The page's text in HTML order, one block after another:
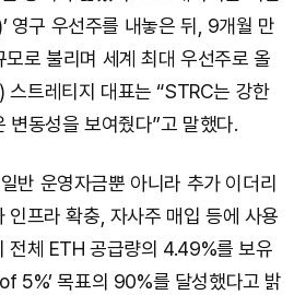
영구 우선주를 내놓은 뒤, 9개월 만
로 불리며 세계 최대 우선주로 올
트레티지 대표는 “STRC는 강한
변동성을 보여줬다”고 말했다.
반 운영자금뿐 아니라 추가 이더리
인프라 확충, 자사주 매입 등에 사용
전체 ETH 공급량의 4.49%를 보유
5%’ 목표의 90%를 달성했다고 밝